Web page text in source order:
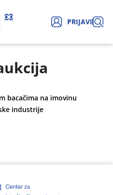
PRIJAVI
bacačima na imovinu
industrije